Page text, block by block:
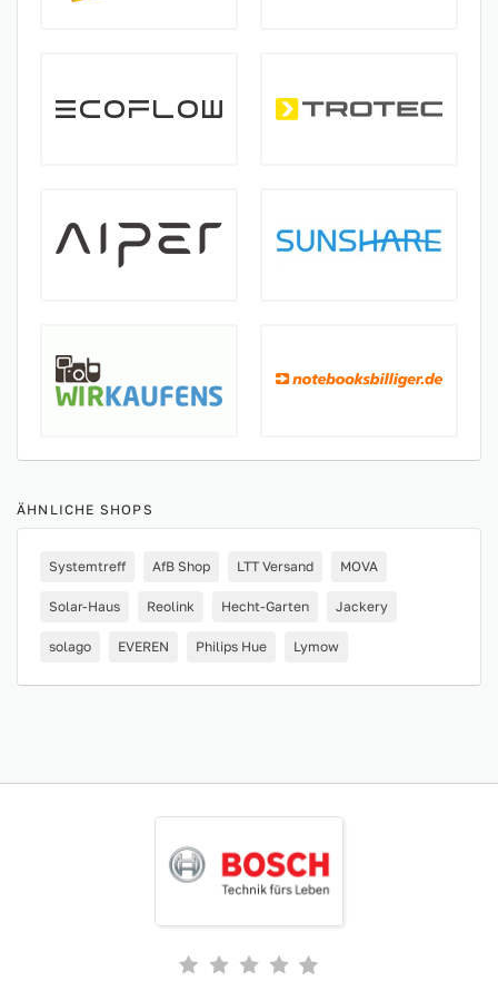
ÄHNLICHE SHOPS
Systemtreff AfB Shop LTT Versand MOVA
Solar-Haus Reolink Hecht-Garten Jackery
solago EVEREN Philips Hue Lymow